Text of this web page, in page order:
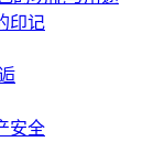
印记
安全